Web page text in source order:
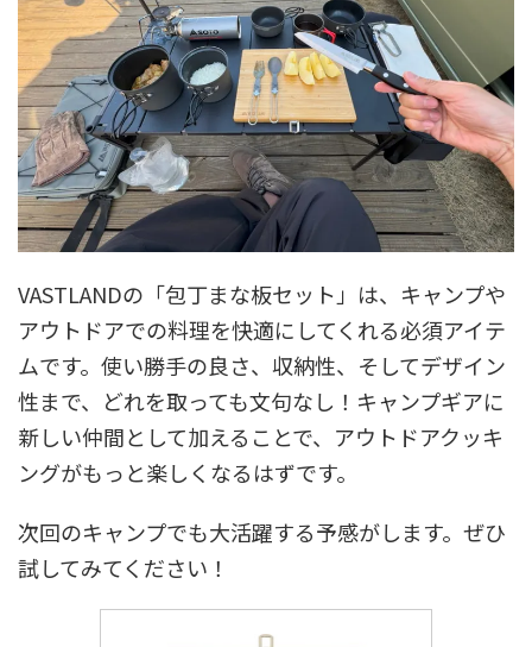
VASTLANDの「包丁まな板セット」は、キャンプや
アウトドアでの料理を快適にしてくれる必須アイテ
ムです。使い勝手の良さ、収納性、そしてデザイン
性まで、どれを取っても文句なし！キャンプギアに
新しい仲間として加えることで、アウトドアクッキ
ングがもっと楽しくなるはずです。
次回のキャンプでも大活躍する予感がします。ぜひ
試してみてください！